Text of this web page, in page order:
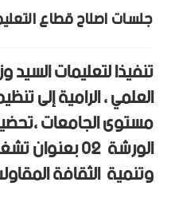
جلسات اصلاح قطاع
تنفيذا لتعليمات السيد
العلمي ، الرامية إلى
مستوى الجامعات
الورشة 02
وتنمية الثقافة